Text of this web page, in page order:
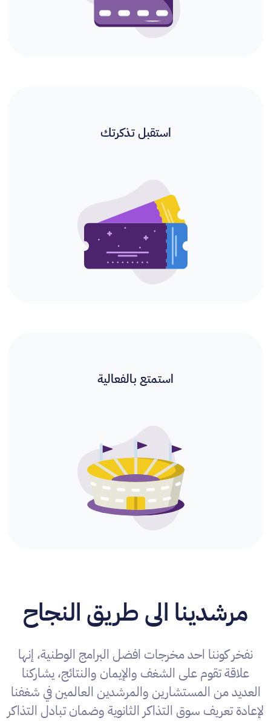
استقبل تذكرتك
استمتع بالفعالية
مرشدينا الى طريق النجاح
نفخر كوننا احد مخرجات افضل البرامج الوطنية، إنها
علاقة تقوم على الشغف والإيمان والنتائج، يشاركنا
العديد من المستشارين والمرشدين العالمين في شغفنا
لإعادة تعريف سوق التذاكر الثانوية وضمان تبادل التذاكر